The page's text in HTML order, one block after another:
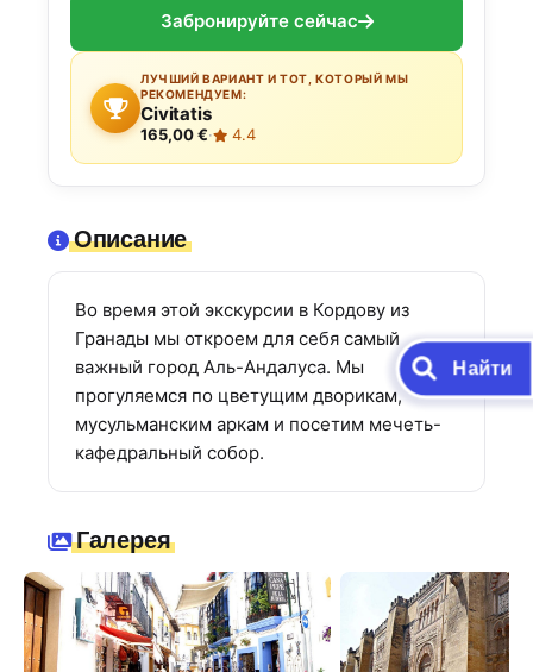
Забронируйте сейчас
ЛУЧШИЙ ВАРИАНТ И ТОТ, КОТОРЫЙ МЫ
РЕКОМЕНДУЕМ:
Civitatis
165,00 €· 4.4
Описание
Во время этой экскурсии в Кордову из
Гранады мы откроем для себя самый
важный город Аль-Андалуса. Мы
прогуляемся по цветущим дворикам,
мусульманским аркам и посетим мечеть-
кафедральный собор.
Галерея
Найти